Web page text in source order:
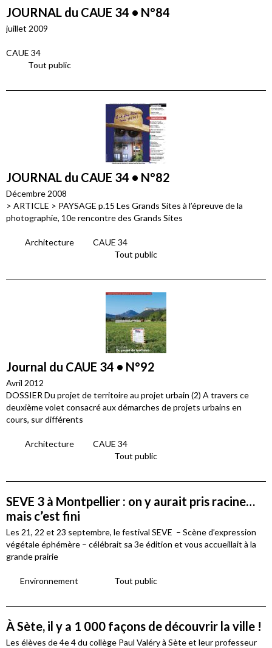
JOURNAL du CAUE 34 • N°84
juillet 2009
CAUE 34
Tout public
JOURNAL du CAUE 34 • N°82
Décembre 2008
> ARTICLE > PAYSAGE p.15 Les Grands Sites à l’épreuve de la
photographie, 10e rencontre des Grands Sites
Architecture
CAUE 34
Tout public
Journal du CAUE 34 • N°92
Avril 2012
DOSSIER Du projet de territoire au projet urbain (2) A travers ce
deuxième volet consacré aux démarches de projets urbains en
cours, sur différents
Architecture
CAUE 34
Tout public
SEVE 3 à Montpellier : on y aurait pris racine…
mais c’est fini
Les 21, 22 et 23 septembre, le festival SEVE – Scène d’expression
végétale éphémère – célébrait sa 3e édition et vous accueillait à la
grande prairie
Environnement Tout public
À Sète, il y a 1 000 façons de découvrir la ville !
Les élèves de 4e 4 du collège Paul Valéry à Sète et leur professeur